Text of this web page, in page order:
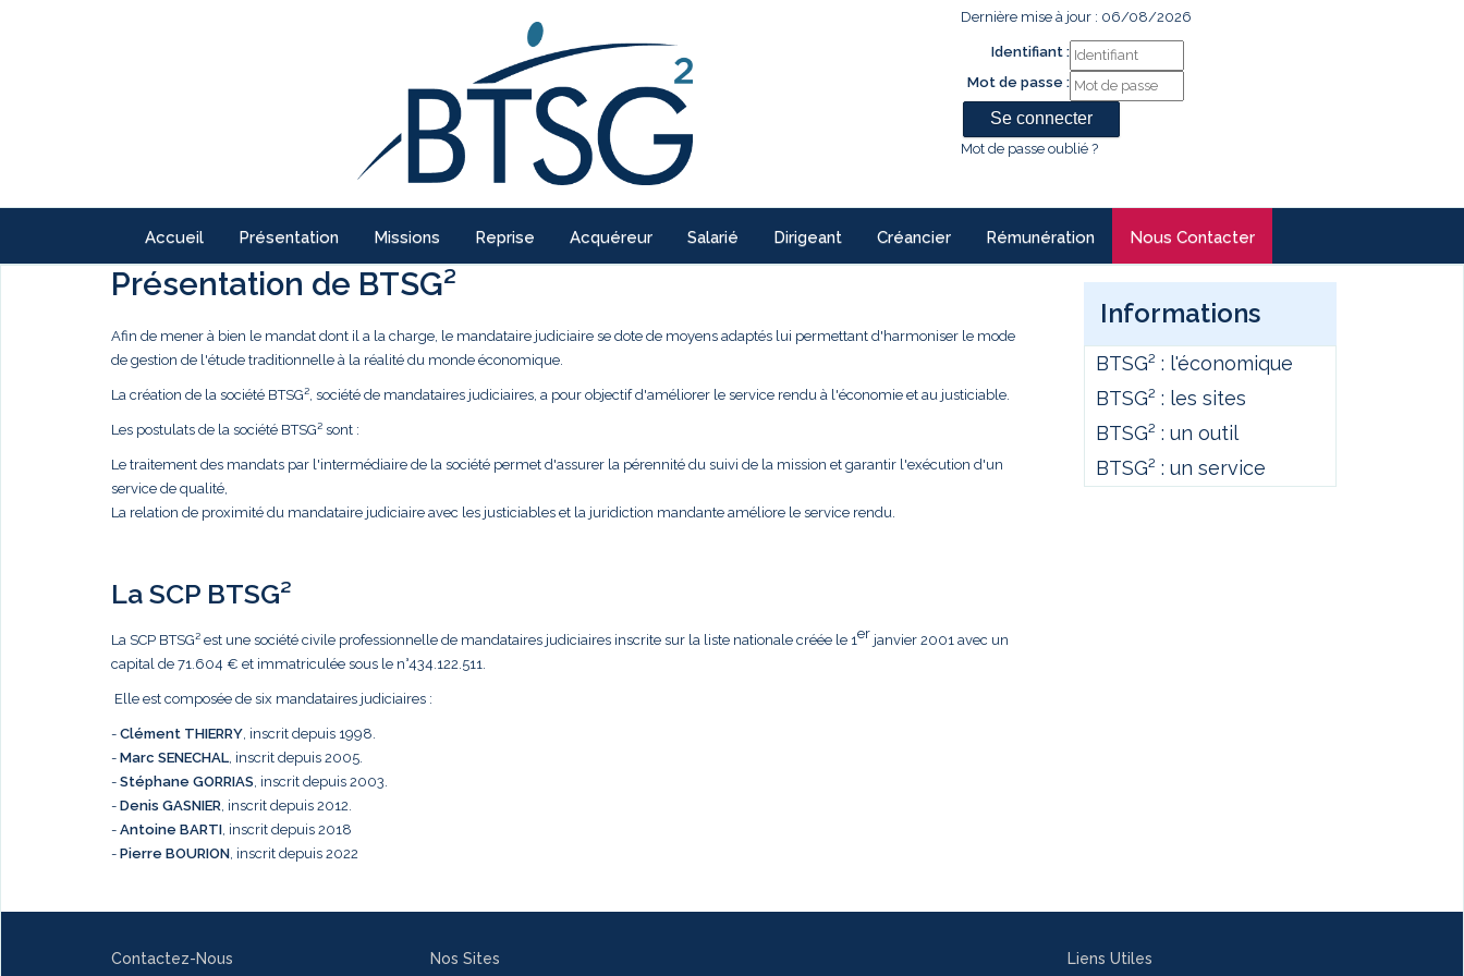
Dernière mise à jour : 06/08/2026
Identifiant :
Mot de passe :
Mot de passe oublié ?
Accueil Présentation Missions Reprise Acquéreur Salarié Dirigeant Créancier Rémunération Nous Contacter
Présentation de BTSG²
Afin de mener à bien le mandat dont il a la charge, le mandataire judiciaire se dote de moyens adaptés lui permettant d'harmoniser le mode
de gestion de l'étude traditionnelle à la réalité du monde économique.
La création de la société BTSG², société de mandataires judiciaires, a pour objectif d'améliorer le service rendu à l'économie et au justiciable.
Les postulats de la société BTSG² sont :
Le traitement des mandats par l'intermédiaire de la société permet d'assurer la pérennité du suivi de la mission et garantir l'exécution d'un
service de qualité,
La relation de proximité du mandataire judiciaire avec les justiciables et la juridiction mandante améliore le service rendu.
La SCP BTSG²
La SCP BTSG² est une société civile professionnelle de mandataires judiciaires inscrite sur la liste nationale créée le 1er janvier 2001 avec un
capital de 71.604 € et immatriculée sous le n°434.122.511.
Elle est composée de six mandataires judiciaires :
- Clément THIERRY, inscrit depuis 1998.
- Marc SENECHAL, inscrit depuis 2005.
- Stéphane GORRIAS, inscrit depuis 2003.
- Denis GASNIER, inscrit depuis 2012.
- Antoine BARTI, inscrit depuis 2018
- Pierre BOURION, inscrit depuis 2022
Informations
BTSG² : l'économique
BTSG² : les sites
BTSG² : un outil
BTSG² : un service
Contactez-Nous Nos Sites Liens Utiles